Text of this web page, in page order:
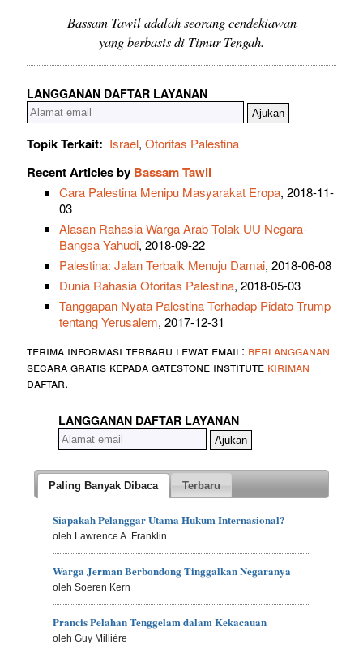
Bassam Tawil adalah seorang cendekiawan
yang berbasis di Timur Tengah.
LANGGANAN DAFTAR LAYANAN
Topik Terkait: Israel, Otoritas Palestina
Recent Articles by Bassam Tawil
Cara Palestina Menipu Masyarakat Eropa, 2018-11-
03
Alasan Rahasia Warga Arab Tolak UU Negara-
Bangsa Yahudi, 2018-09-22
Palestina: Jalan Terbaik Menuju Damai, 2018-06-08
Dunia Rahasia Otoritas Palestina, 2018-05-03
Tanggapan Nyata Palestina Terhadap Pidato Trump
tentang Yerusalem, 2017-12-31
terima informasi terbaru lewat email: berlangganan
secara gratis kepada gatestone institute kiriman
daftar.
LANGGANAN DAFTAR LAYANAN
Paling Banyak Dibaca Terbaru
Siapakah Pelanggar Utama Hukum Internasional?
oleh Lawrence A. Franklin
Warga Jerman Berbondong Tinggalkan Negaranya
oleh Soeren Kern
Prancis Pelahan Tenggelam dalam Kekacauan
oleh Guy Millière